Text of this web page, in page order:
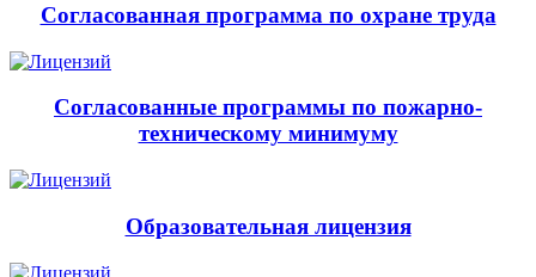
Согласованная программа по охране труда
Согласованные программы по пожарно-
техническому минимуму
Образовательная лицензия